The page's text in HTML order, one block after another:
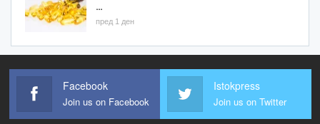
…
пред 1 ден
Facebook
Join us on Facebook
Istokpress
Join us on Twitter